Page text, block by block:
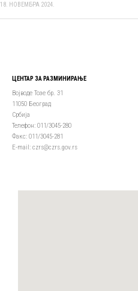
18. НОВЕМБРА 2024.
ЦЕНТАР ЗА РАЗМИНИРАЊЕ
Војводе Тозе бр. 31
11050 Београд
Србија
Телефон: 011/3045-280
Факс: 011/3045-281
Е-mail: czrs@czrs.gov.rs